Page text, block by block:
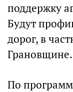
поддержку
Будут
дорог, в
Грановщине.
По